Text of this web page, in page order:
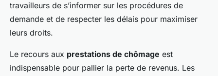
travailleurs de s’informer sur les procédures de
demande et de respecter les délais pour maximiser
leurs droits.
Le recours aux prestations de chômage est
indispensable pour pallier la perte de revenus. Les